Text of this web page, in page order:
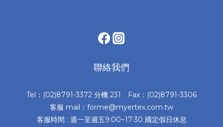
聯絡我們
Tel：(02)8791-3372 分機 231 Fax：(02)8791-3306
客服 mail：forme@myertex.com.tw
客服時間 : 週一至週五9:00~17:30 國定假日休息